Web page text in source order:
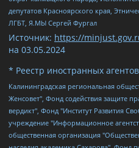
депутатов Красноярского края,
ЛГБТ, Я.МЫ Сергей Фургал
Источник: https://
на 03.05.2024
* Реестр иностранных
Калининградская региональная общественная организация "Экозащита!-Женсовет", Фонд содействия защите прав и свобод граждан "Общественный вердикт", Фонд "Институт Развития Свободы Информации", Частное учреждение "Информационное агентство МЕМО. РУ", Региональная общественная организация "Общественная комиссия по сохранению наследия академика Сахарова", Фонд поддержки свободы прессы, Санкт-Петербургская общественная правозащитная организация "Гражданский контроль", Межрегиональная общественная организация "Информационно-просветительский центр "Мемориал", Региональный Фонд "Центр Защиты Прав Средств Массовой Информации", с 05.12.2023 Фонд "Центр Защиты Прав Средств массовой информации", Региональная общественная благотворительная организация помощи беженцам и мигрантам "Гражданское содействие", Негосударственное образовательное учреждение дополнительного профессионального образования (повышение квалификации) специалистов "АКАДЕМИЯ ПО ПРАВАМ ЧЕЛОВЕКА", Свердловская региональная общественная организация "Сутяжник", Автономная некоммерческая организация "Центр независимых социологических исследований", Союз общественных объединений "Российский исследовательский центр по правам человека", Региональное общественное учреждение научно-информационный центр "МЕМОРИАЛ", Некоммерческая организация "Фонд защиты гласности", Автономная некоммерческая организация "Институт прав человека", Городская общественная организация "Екатеринбургское общество "МЕМОРИАЛ", Городская общественная организация "Рязанское историко-просветительское и правозащитное общество "Мемориал" (Рязанский Мемориал), Челябинский региональный орган общественной самодеятельности – женское общественное объединение "Женщины Евразии", Челябинский региональный орган общественной самодеятельности "Уральская правозащитная группа", Фонд содействия защите здоровья и социальной справедливости имени Андрея Рылькова, Автономная Некоммерческая Организация "Аналитический Центр Юрия Левады", Автономная некоммерческая организация социальной поддержки населения "Проект Апрель", Региональная общественная организация помощи женщинам и детям, находящимся в кризисной ситуации "Информационно-методический центр "Анна", Фонд содействия развитию массовых коммуникаций и правовому просвещению "Так-так-Так", Фонд содействия устойчивому развитию "Серебряная тайга", Свердловский региональный общественный фонд социальных проектов "Новое время", "Idel.Реалии", Кавказ.Реалии, Крым.Реалии, Телеканал Настоящее Время, Татаро-башкирская служба Радио Свобода (Azatliq Radiosi), Радио Свободная Европа/Радио Свобода (PCE/PC), "Сибирь.Реалии", "Фактограф", Благотворительный фонд помощи осужденным и их семьям, Автономная некоммерческая организация "Институт глобализации и социальных движений", Фонд "В защиту прав заключенных", Частное учреждение "Центр поддержки и содействия развитию средств массовой информации", Пензенский региональный общественный благотворительный фонд "Гражданский союз", "Север.Реалии", Некоммерческая организация Фонд "Правовая инициатива", Общество с ограниченной ответственностью "Радио Свободная Европа/Радио Свобода", Чешское информационное агентство "MEDIUM-ORIENT", Красноярская региональная общественная организация "Мы против СПИДа", Камалягин Денис Николаевич, Маркелов Сергей Евгеньевич, Пономарев Лев Александрович, Савицкая Людмила Алексеевна, Автономная некоммерческая организация "Центр по работе с проблемой насилия "НАСИЛИЮ.НЕТ", Межрегиональный профессиональный союз работников здравоохранения "Альянс врачей", Юридическое лицо, зарегистрированное в Латвийской Республике, SIA "Medusa Project" (регистрационный номер 40103797863, дата регистрации 10.06.2014), Некоммерческая организация "Фонд по борьбе с коррупцией", Автономная некоммерческая организация "Институт права и публичной политики", Баданин Роман Сергеевич, Гликин Максим Александрович, Железнова Мария Михайловна, Лукьянова Юлия Сергеевна, Маетная Елизавета Витальевна, Маняхин Петр Борисович, Чуракова Ольга Владимировна, Ярош Юлия Петровна, Юридическое лицо "The Insider SIA", зарегистрированное в Риге, Латвийская Республика (дата регистрации 26.06.2015), являющееся администратором доменного имени интернет-издания "The Insider SIA", https://theins.ru, Постернак Алексей Евгеньевич, Рубин Михаил Аркадьевич, Анин Роман Александрович, Юридическое лицо Istories fonds, зарегистрированное в Латвийской Республике (регистрационный номер 50008295751, дата регистрации 24.02.2020), Великовский Дмитрий Александрович, Долинина Ирина Николаевна, Мароховская Алеся Алексеевна, Шлейнов Роман Юрьевич, Шмагун Олеся Валентиновна, Общество с ограниченной ответственностью "Альтаир 2021", Общество с ограниченной ответственностью "Вега 2021", Общество с ограниченной ответственностью "Главный редактор 2021", Общество с ограниченной ответственностью "Ромашки монолит", Важенков Артем Валерьевич, Ивановская областная общественная организация "Центр гендерных исследований", Гурман Юрий Альбертович, Медиапроект "ОВД-Инфо", Егоров Владимир Владимирович, Жилинский Владимир Александрович, Общество с ограниченной ответственностью "ЗП", Иванова София Юрьевна, Карезина Инна Павловна, Кильтау Екатерина Викторовна,